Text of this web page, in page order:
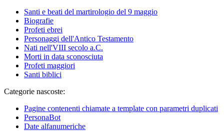
Santi e beati del martirologio del 9 maggio
Biografie
Profeti ebrei
Personaggi dell'Antico Testamento
Nati nell'VIII secolo a.C.
Morti in data sconosciuta
Profeti maggiori
Santi biblici
Categorie nascoste:
Pagine contenenti chiamate a template con parametri duplicati
PersonaBot
Date alfanumeriche